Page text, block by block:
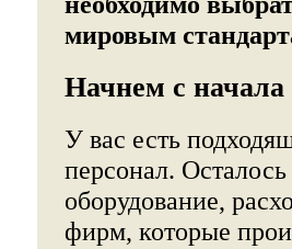
мировым
Начнем с начала
У вас есть
персонал.
оборудование,
фирм, которые